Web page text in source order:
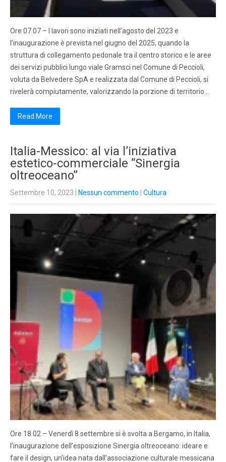
Ore 07.07 – I lavori sono iniziati nell’agosto del 2023 e
l’inaugurazione è prevista nel giugno del 2025, quando la
struttura di collegamento pedonale tra il centro storico e le aree
dei servizi pubblici lungo viale Gramsci nel Comune di Peccioli,
voluta da Belvedere SpA e realizzata dal Comune di Peccioli, si
rivelerà compiutamente, valorizzando la porzione di territorio…
Read More
Italia-Messico: al via l’iniziativa
estetico-commerciale “Sinergia
oltreoceano”
Settembre 10, 2023 Nessun commento Cultura
Ore 18.02 – Venerdì 8 settembre si è svolta a Bergamo, in Italia,
l’inaugurazione dell’esposizione Sinergia oltreoceano: ideare e
fare il design, un’idea nata dall’associazione culturale messicana